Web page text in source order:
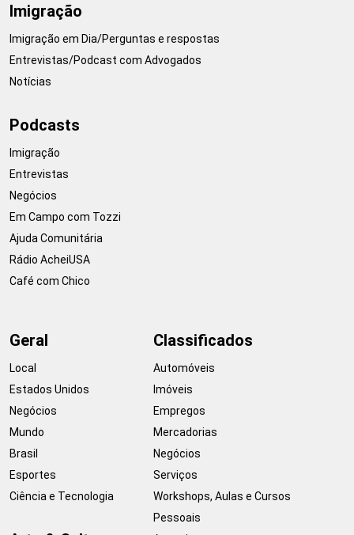
Imigração
Imigração em Dia/Perguntas e respostas
Entrevistas/Podcast com Advogados
Notícias
Podcasts
Imigração
Entrevistas
Negócios
Em Campo com Tozzi
Ajuda Comunitária
Rádio AcheiUSA
Café com Chico
Geral
Local
Estados Unidos
Negócios
Mundo
Brasil
Esportes
Ciência e Tecnologia
Classificados
Automóveis
Imóveis
Empregos
Mercadorias
Negócios
Serviços
Workshops, Aulas e Cursos
Pessoais